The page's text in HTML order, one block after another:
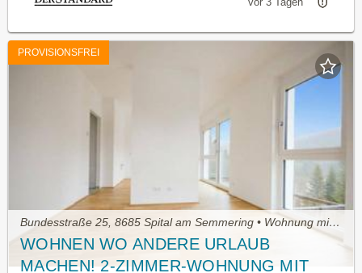
PROVISIONSFREI
Bundesstraße 25, 8685 Spital am Semmering • Wohnung mieten
WOHNEN WO ANDERE URLAUB
MACHEN! 2-ZIMMER-WOHNUNG MIT